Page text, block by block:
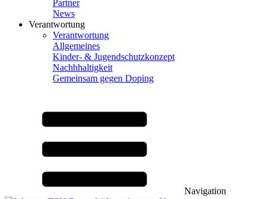
Partner
News
Verantwortung
Verantwortung
Allgemeines
Kinder- & Jugendschutzkonzept
Nachhhaltigkeit
Gemeinsam gegen Doping
Navigation